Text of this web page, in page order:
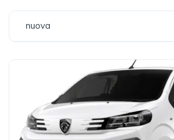
nuova